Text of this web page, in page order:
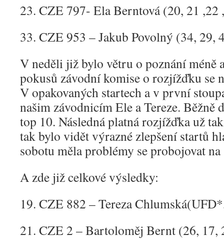
23. CZE 797- Ela Berntová (20, 21 ,22
33. CZE 953 – Jakub Povolný (34, 29,
V neděli již bylo větru o poznání méně
pokusů závodní komise o rozjížďku se
V opakovaných startech a v první
našim závodnicím Ele a Tereze.
top 10. Následná platná rozjížďka už
tak bylo vidět výrazné zlepšení startů
sobotu měla problémy se probojovat
A zde již celkové výsledky:
19. CZE 882 – Tereza
21. CZE 2 – Bartoloměj Bernt (26, 17,